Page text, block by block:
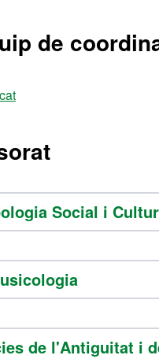
de
Social i
de l'Antiguitat i